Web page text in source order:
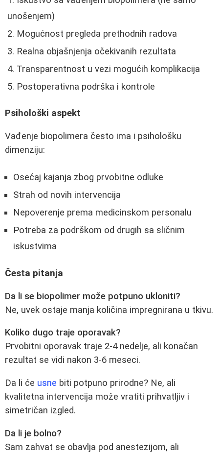
unošenjem)
Mogućnost pregleda prethodnih radova
Realna objašnjenja očekivanih rezultata
Transparentnost u vezi mogućih komplikacija
Postoperativna podrška i kontrole
Psihološki aspekt
Vađenje biopolimera često ima i psihološku
dimenziju:
Osećaj kajanja zbog prvobitne odluke
Strah od novih intervencija
Nepoverenje prema medicinskom personalu
Potreba za podrškom od drugih sa sličnim
iskustvima
Česta pitanja
Da li se biopolimer može potpuno ukloniti?
Ne, uvek ostaje manja količina impregnirana u tkivu.
Koliko dugo traje oporavak?
Prvobitni oporavak traje 2-4 nedelje, ali konačan
rezultat se vidi nakon 3-6 meseci.
Da li će usne biti potpuno prirodne? Ne, ali
kvalitetna intervencija može vratiti prihvatljiv i
simetričan izgled.
Da li je bolno?
Sam zahvat se obavlja pod anestezijom, ali